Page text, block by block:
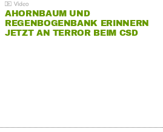
AHORNBAUM UND
REGENBOGENBANK ERINNERN
JETZT AN TERROR BEIM CSD